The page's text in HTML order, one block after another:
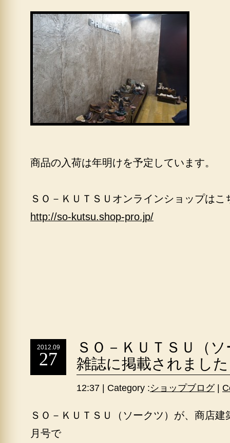
商品の入荷は年明けを予定しています。
ＳＯ－ＫＵＴＳＵオンラインショップはこ
http://so-kutsu.shop-pro.jp/
2012.09
27
ＳＯ－ＫＵＴＳＵ（
雑誌に掲載されました
12:37 | Category :ショップブログ|
ＳＯ－ＫＵＴＳＵ（ソークツ）が、商店
月号で